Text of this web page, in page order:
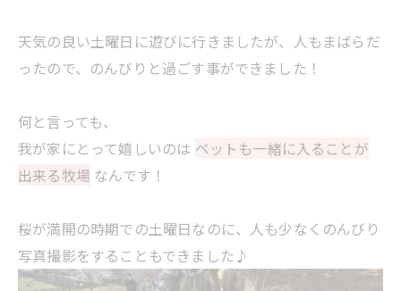
天気の良い土曜日に遊びに行きましたが、人もまばらだ
ったので、のんびりと過ごす事ができました！
何と言っても、
我が家にとって嬉しいのは ペットも一緒に入ることが
出来る牧場 なんです！
桜が満開の時期での土曜日なのに、人も少なくのんびり
写真撮影をすることもできました♪